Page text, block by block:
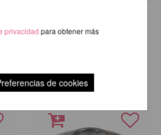
DE LA
privacidadpara obtener más
de cookies